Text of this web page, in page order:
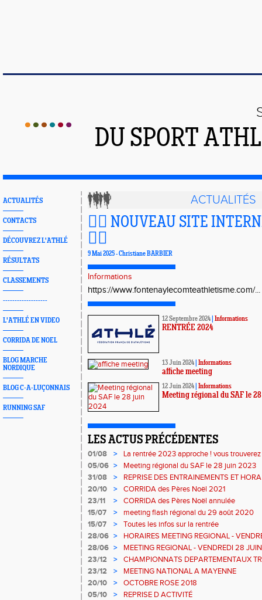
DU SPORT
ACTUALITÉS
CONTACTS
DÉCOUVREZ L'ATHLÉ
RÉSULTATS
CLASSEMENTS
-------------------
L'ATHLÉ EN VIDEO
CORRIDA DE NOEL
BLOG MARCHE
NORDIQUE
BLOG C-A-LUÇONNAIS
RUNNING SAF
ACTUALITÉS
🏃‍♂️ NOUVEAU SITE
🏃‍♀️
9 Mai 2025 - Christiane BARBIER
Informations
https://www.fontenaylecomteathletisme.com/...
12 Septembre 2024 Informations
RENTRÉE 2024
13 Juin 2024 Informations
affiche meeting
12 Juin 2024 Informations
Meeting régional du SAF le
LES ACTUS PRÉCÉDENTES
01/08 >
La rentrée 2023 approche ! vous
suit sinon, rendez-vous au forum des
2023 à la Plaine des Sports
05/06 >
Meeting régional du SAF le 28 juin 2023
31/08
>
REPRISE DES ENTRAINEMENTS ET
20/10
>
CORRIDA des Pères Noël 2021
23/11
>
CORRIDA des Pères Noël annulée
15/07
>
meeting flash régional du 29 août 2020
15/07
>
Toutes les infos sur la rentrée
28/06 >
HORAIRES MEETING REGIONAL -
28/06 >
MEETING REGIONAL - VENDREDI 28
23/12
>
CHAMPIONNATS DEPARTEMENTAUX
23/12
>
MEETING NATIONAL A MAYENNE
20/10
>
OCTOBRE ROSE 2018
05/10
>
REPRISE D ACTIVITÉ